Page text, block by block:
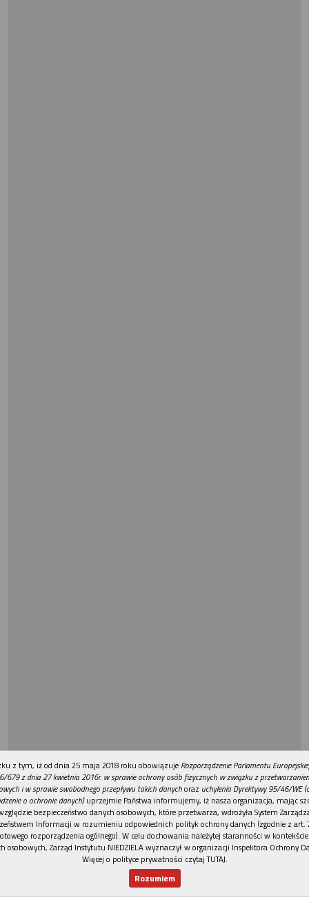
REKLAMA
z tym, iż od dnia 25 maja 2018 roku obowiązuje Rozporządzenie Parlamentu
679 z dnia 27 kwietnia 2016r. w sprawie ochrony osób fizycznych w związku z
i w sprawie swobodnego przepływu takich danychoraz uchylenia Dyrektywy 95/46/WE
o ochronie danych)uprzejmie Państwa informujemy, iż nasza organizacja, mając
bezpieczeństwo danych osobowych, które przetwarza, wdrożyła System
Informacji w rozumieniu odpowiednich polityk ochrony danych (zgodnie z art.
rozporządzenia ogólnego). W celu dochowania należytej staranności w
osobowych, Zarząd Instytutu NIEDZIELA wyznaczył w organizacji Inspektora Ochrony
Więcej o polityce prywatności czytaj TUTAJ.
Rozumiem